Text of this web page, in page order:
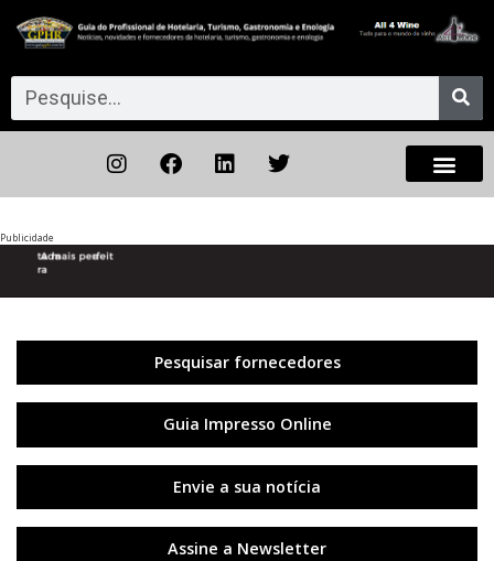
Publicidade
Pesquisar fornecedores
Guia Impresso Online
Envie a sua notícia
Assine a Newsletter